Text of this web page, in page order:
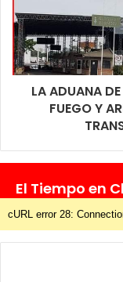
LA ADUANA
FUEGO Y
El Tiempo en
cURL error 28: